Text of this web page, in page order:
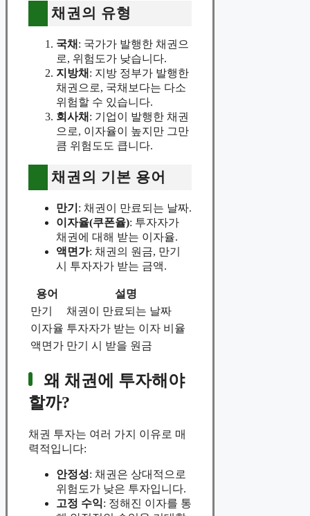
채권의 유형
국채 : 국가가 발행한 채권으
로, 위험도가 낮습니다.
지방채 : 지방 정부가 발행한
채권으로, 국채보다는 다소
위험할 수 있습니다.
회사채 : 기업이 발행한 채권
으로, 이자율이 높지만 그만
큼 위험도도 큽니다.
채권의 기본 용어
만기 : 채권이 만료되는 날짜.
이자율(쿠폰율): 투자자가
채권에 대해 받는 이자율.
액면가: 채권의 원금, 만기
시 투자자가 받는 금액.
용어
설명
만기
채권이 만료되는 날짜
이자율 투자자가 받는 이자 비율
액면가 만기 시 받을 원금
왜 채권에 투자해야
할까?
채권 투자는 여러 가지 이유로 매
력적입니다:
안정성: 채권은 상대적으로
위험도가 낮은 투자입니다.
고정 수익: 정해진 이자를 통